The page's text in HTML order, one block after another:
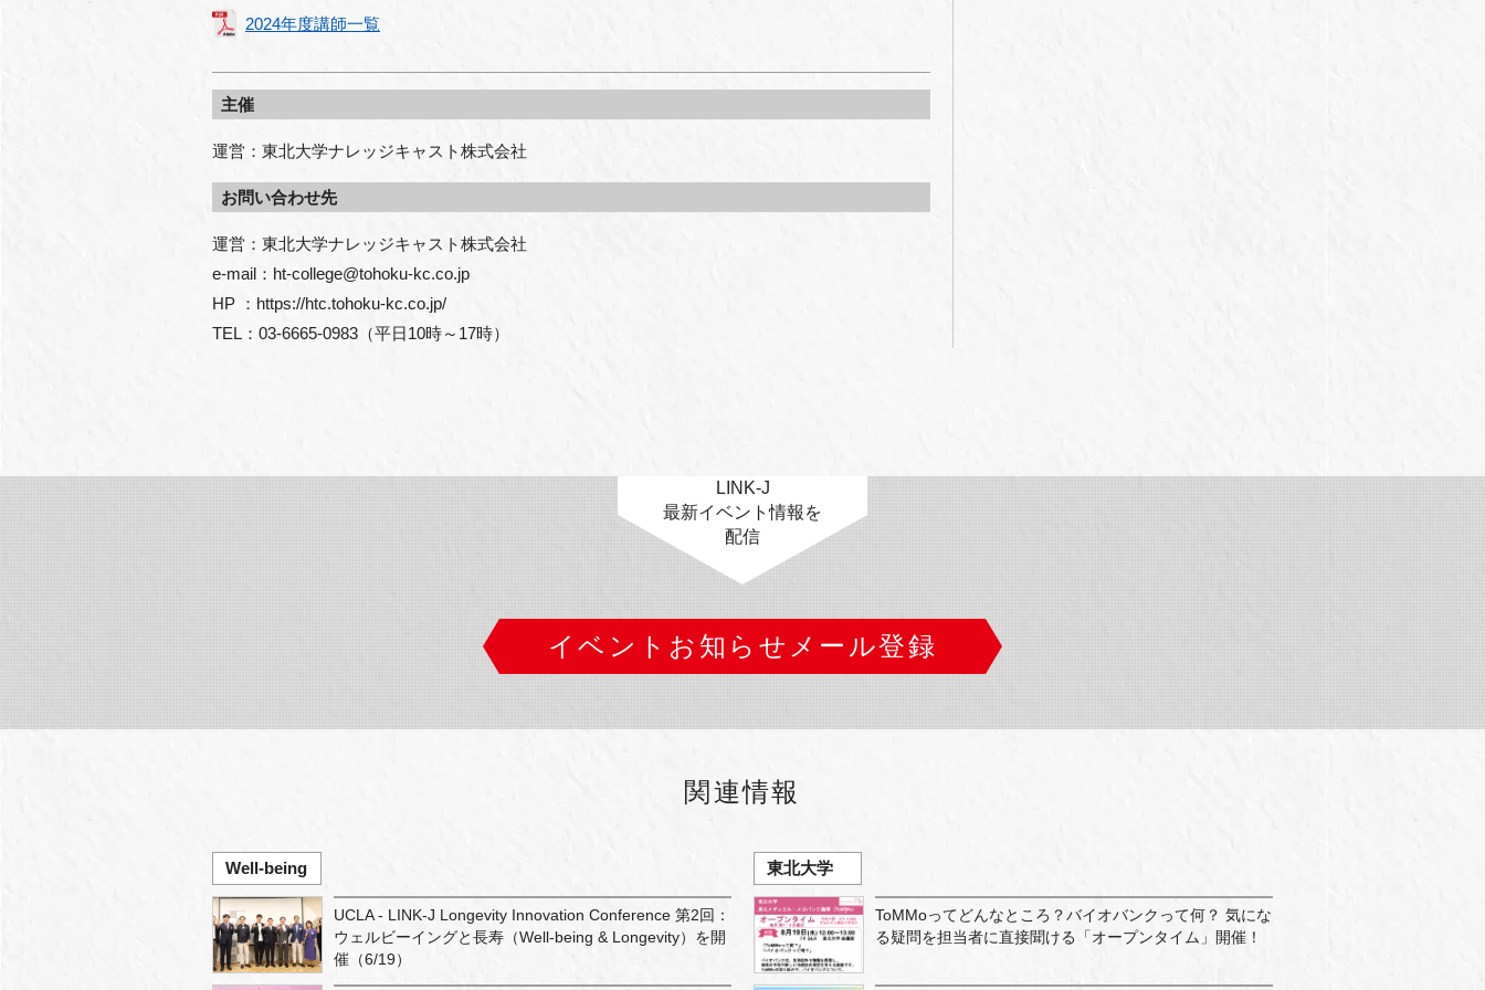
2024年度講師一覧
主催
運営：東北大学ナレッジキャスト株式会社
お問い合わせ先
運営：東北大学ナレッジキャスト株式会社
e-mail：ht-college@tohoku-kc.co.jp
HP ：https://htc.tohoku-kc.co.jp/
TEL：03-6665-0983（平日10時～17時）
LINK-J
最新イベント情報を
配信
イベントお知らせメール登録
関連情報
Well-being
UCLA - LINK-J Longevity Innovation Conference 第2回：
ウェルビーイングと長寿（Well-being & Longevity）を開
催（6/19）
東北大学
ToMMoってどんなところ？バイオバンクって何？ 気にな
る疑問を担当者に直接聞ける「オープンタイム」開催！